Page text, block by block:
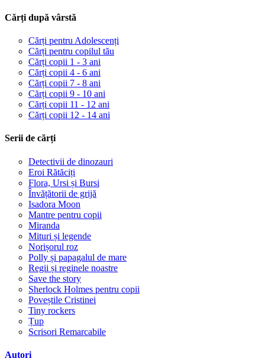
Cărți după vârstă
Cărți pentru Adolescenți
Cărți pentru copilul tău
Cărți copii 1 - 3 ani
Cărți copii 4 - 6 ani
Cărți copii 7 - 8 ani
Cărți copii 9 - 10 ani
Cărți copii 11 - 12 ani
Cărți copii 12 - 14 ani
Serii de cărți
Detectivii de dinozauri
Eroi Rătăciți
Flora, Ursi și Bursi
Învățătorii de grijă
Isadora Moon
Mantre pentru copii
Miranda
Mituri și legende
Norișorul roz
Polly și papagalul de mare
Regii și reginele noastre
Save the story
Sherlock Holmes pentru copii
Poveștile Cristinei
Tiny rockers
Țup
Scrisori Remarcabile
Autori